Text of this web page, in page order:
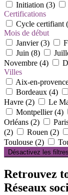
Initiation (3)
Certifications
Cycle certifiant
Mois de début
Janvier (3)
Juin (8)
Novembre (4)
Villes
Aix-en-
Bordeaux (4)
Havre (2)
Le
Montpellier (4)
Orléans (2)
(2)
Rouen (2)
Toulouse (2)
Désactivez les
Retrouvez
Réseaux